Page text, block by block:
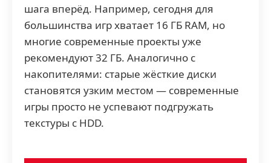
шага вперёд. Например, сегодня для
большинства игр хватает 16 ГБ RAM, но
многие современные проекты уже
рекомендуют 32 ГБ. Аналогично с
накопителями: старые жёсткие диски
становятся узким местом — современные
игры просто не успевают подгружать
текстуры с HDD.